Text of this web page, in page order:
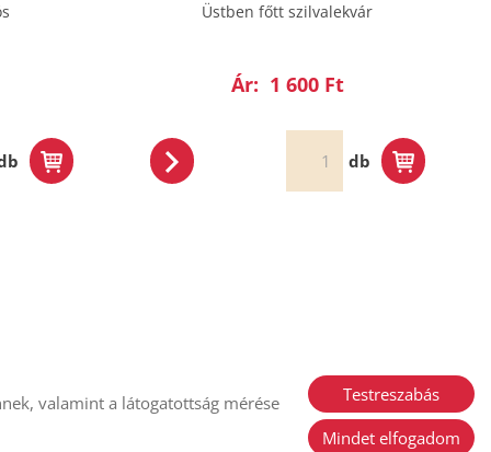
Üstben főtt szilvalekvár
Ár: 1 600 Ft
db
Mindet elfogadom
Testreszabás
valamint a látogatottság mérése